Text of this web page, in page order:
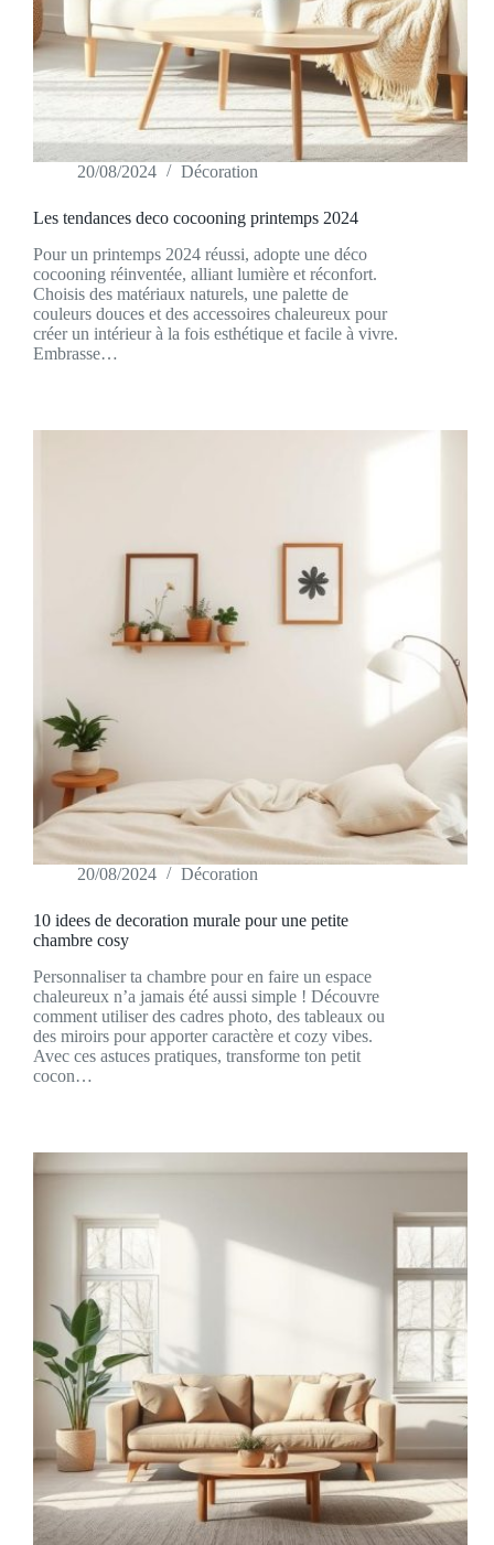
20/08/2024 Décoration
Les tendances deco cocooning printemps 2024
Pour un printemps 2024 réussi, adopte une déco
cocooning réinventée, alliant lumière et réconfort.
Choisis des matériaux naturels, une palette de
couleurs douces et des accessoires chaleureux pour
créer un intérieur à la fois esthétique et facile à vivre.
Embrasse…
20/08/2024 Décoration
10 idees de decoration murale pour une petite
chambre cosy
Personnaliser ta chambre pour en faire un espace
chaleureux n’a jamais été aussi simple ! Découvre
comment utiliser des cadres photo, des tableaux ou
des miroirs pour apporter caractère et cozy vibes.
Avec ces astuces pratiques, transforme ton petit
cocon…